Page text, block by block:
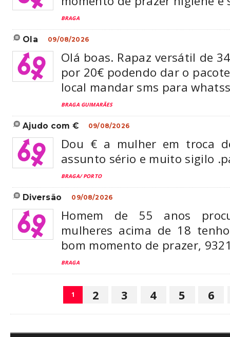
BRAGA
ola 09/08/2026
Olá boas. Rapaz versátil de
por 20€ podendo dar o
local mandar sms para
BRAGA GUIMARÃES
ajudo com € 09/08/2026
Dou € a mulher em troca
assunto sério e muito sigilo
BRAGA/ PORTO
diversão 09/08/2026
Homem de 55 anos
mulheres acima de 18
bom momento de prazer,
BRAGA
1 2 3 4 5 6